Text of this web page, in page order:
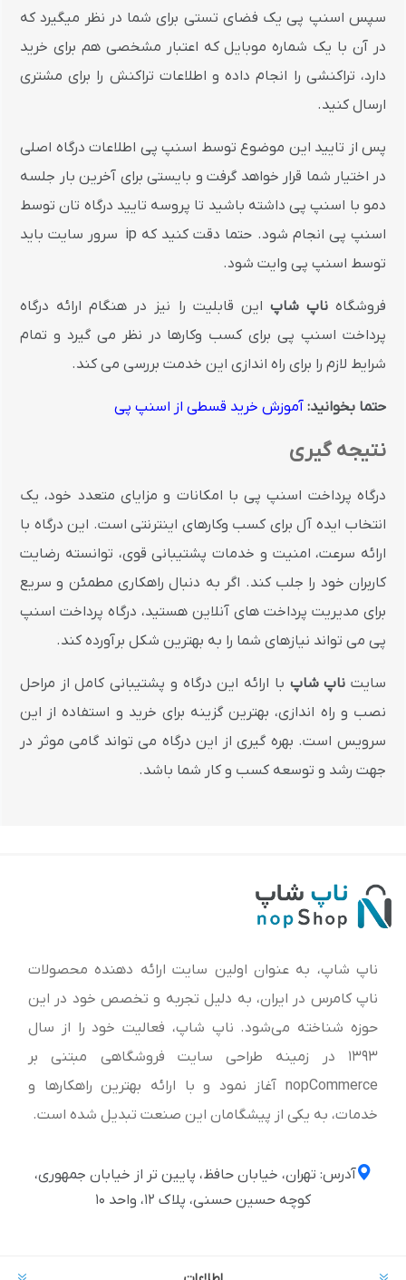
سپس اسنپ پی یک فضای تستی برای شما در نظر میگیرد که
در آن با یک شماره موبایل که اعتبار مشخصی هم برای خرید
دارد، تراکنشی را انجام داده و اطلاعات تراکنش را برای مشتری
ارسال کنید.
پس از تایید این موضوع توسط اسنپ پی اطلاعات درگاه اصلی
در اختیار شما قرار خواهد گرفت و بایستی برای آخرین بار جلسه
دمو با اسنپ پی داشته باشید تا پروسه تایید درگاه تان توسط
اسنپ پی انجام شود. حتما دقت کنید که ip سرور سایت باید
توسط اسنپ پی وایت شود.
فروشگاهناپ شاپ این قابلیت را نیز در هنگام ارائه درگاه
پرداخت اسنپ پی برای کسب وکارها در نظر می گیرد و تمام
شرایط لازم را برای راه اندازی این خدمت بررسی می کند.
حتما بخوانید: آموزش خرید قسطی از اسنپ پی
نتیجه گیری
درگاه پرداخت اسنپ پی با امکانات و مزایای متعدد خود، یک
انتخاب ایده آل برای کسب وکارهای اینترنتی است. این درگاه با
ارائه سرعت، امنیت و خدمات پشتیبانی قوی، توانسته رضایت
کاربران خود را جلب کند. اگر به دنبال راهکاری مطمئن و سریع
برای مدیریت پرداخت های آنلاین هستید، درگاه پرداخت اسنپ
پی می تواند نیازهای شما را به بهترین شکل برآورده کند.
سایت ناپ شاپ با ارائه این درگاه و پشتیبانی کامل از مراحل
نصب و راه اندازی، بهترین گزینه برای خرید و استفاده از این
سرویس است. بهره گیری از این درگاه می تواند گامی موثر در
جهت رشد و توسعه کسب و کار شما باشد.
ناپ شاپ، به عنوان اولین سایت ارائه‌ دهنده محصولات
ناپ کامرس در ایران، به دلیل تجربه و تخصص خود در این
حوزه شناخته می‌شود. ناپ شاپ، فعالیت خود را از سال
1393 در زمینه طراحی سایت فروشگاهی مبتنی بر
nopCommerce آغاز نمود و با ارائه بهترین راهکارها و
خدمات، به یکی از پیشگامان این صنعت تبدیل شده است.
آدرس: تهران، خیابان حافظ، پایین تر از خیابان جمهوری،
کوچه حسین حسنی، پلاک ۱۲، واحد ۱۰